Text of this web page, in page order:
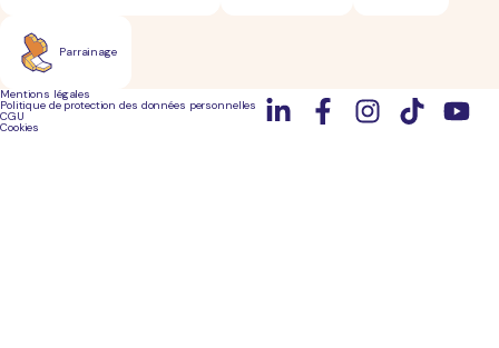
Parrainage
Mentions légales
Politique de protection des données personnelles
CGU
Cookies